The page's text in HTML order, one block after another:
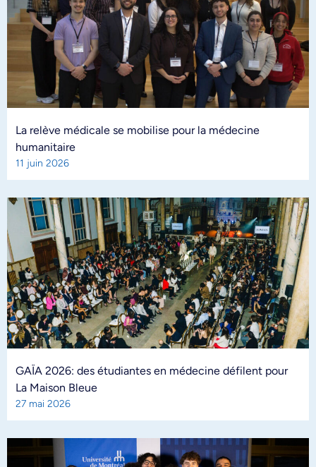
La relève médicale se mobilise pour la médecine
humanitaire
11 juin 2026
GAÏA 2026: des étudiantes en médecine défilent pour
La Maison Bleue
27 mai 2026